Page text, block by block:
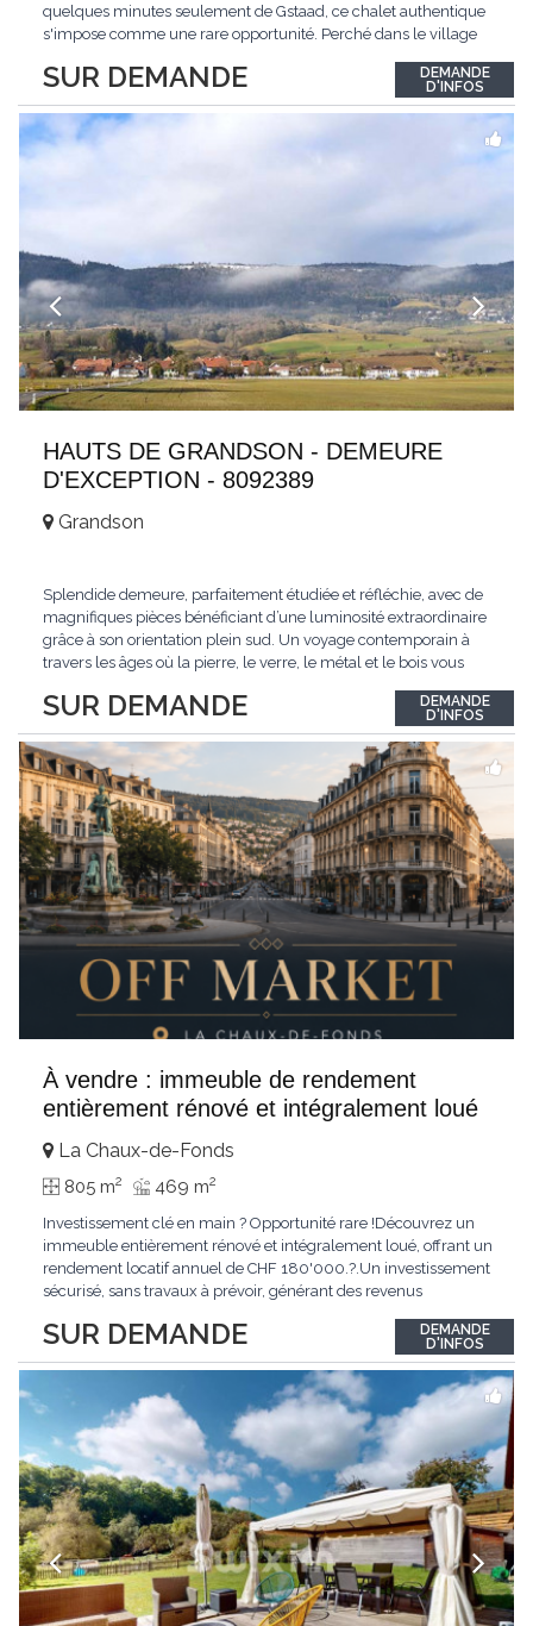
SUR DEMANDE
quelques minutes seulement de Gstaad, ce chalet authentique
s'impose comme une rare opportunité. Perché dans le village
station et les sommets qui l'encadrent, un spectacle qui change
au fil des saisons. Avec...
DEMANDE
D'INFOS
HAUTS DE GRANDSON - DEMEURE
D'EXCEPTION - 8092389
SUR DEMANDE
Grandson
Splendide demeure, parfaitement étudiée et réfléchie, avec de
magnifiques pièces bénéficiant d’une luminosité extraordinaire
grâce à son orientation plein sud. Un voyage contemporain à
travers les âges où la pierre, le verre, le métal et le bois vous
de Grandson, entourée de nature et d’un verger de fruitiers, et...
DEMANDE
D'INFOS
À vendre : immeuble de rendement
entièrement rénové et intégralement loué
SUR DEMANDE
La Chaux-de-Fonds
805 m2 469 m2
Investissement clé en main ? Opportunité rare !Découvrez un
immeuble entièrement rénové et intégralement loué, offrant un
rendement locatif annuel de CHF 180'000.?.Un investissement
sécurisé, sans travaux à prévoir, générant des revenus
d'informations ou recevoir le dossier.
DEMANDE
D'INFOS